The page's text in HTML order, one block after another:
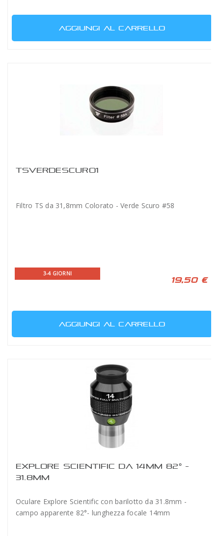
AGGIUNGI AL CARRELLO
TSVERDESCURO1
Filtro TS da 31,8mm Colorato - Verde Scuro #58
3-4 GIORNI
19,50 €
AGGIUNGI AL CARRELLO
EXPLORE SCIENTIFIC DA 14MM 82° -
31.8MM
Oculare Explore Scientific con barilotto da 31.8mm -
campo apparente 82°- lunghezza focale 14mm